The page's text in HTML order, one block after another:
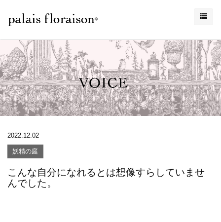
2022.12.02
妖精の庭
こんな自分になれるとは想像すらしていませ
んでした。